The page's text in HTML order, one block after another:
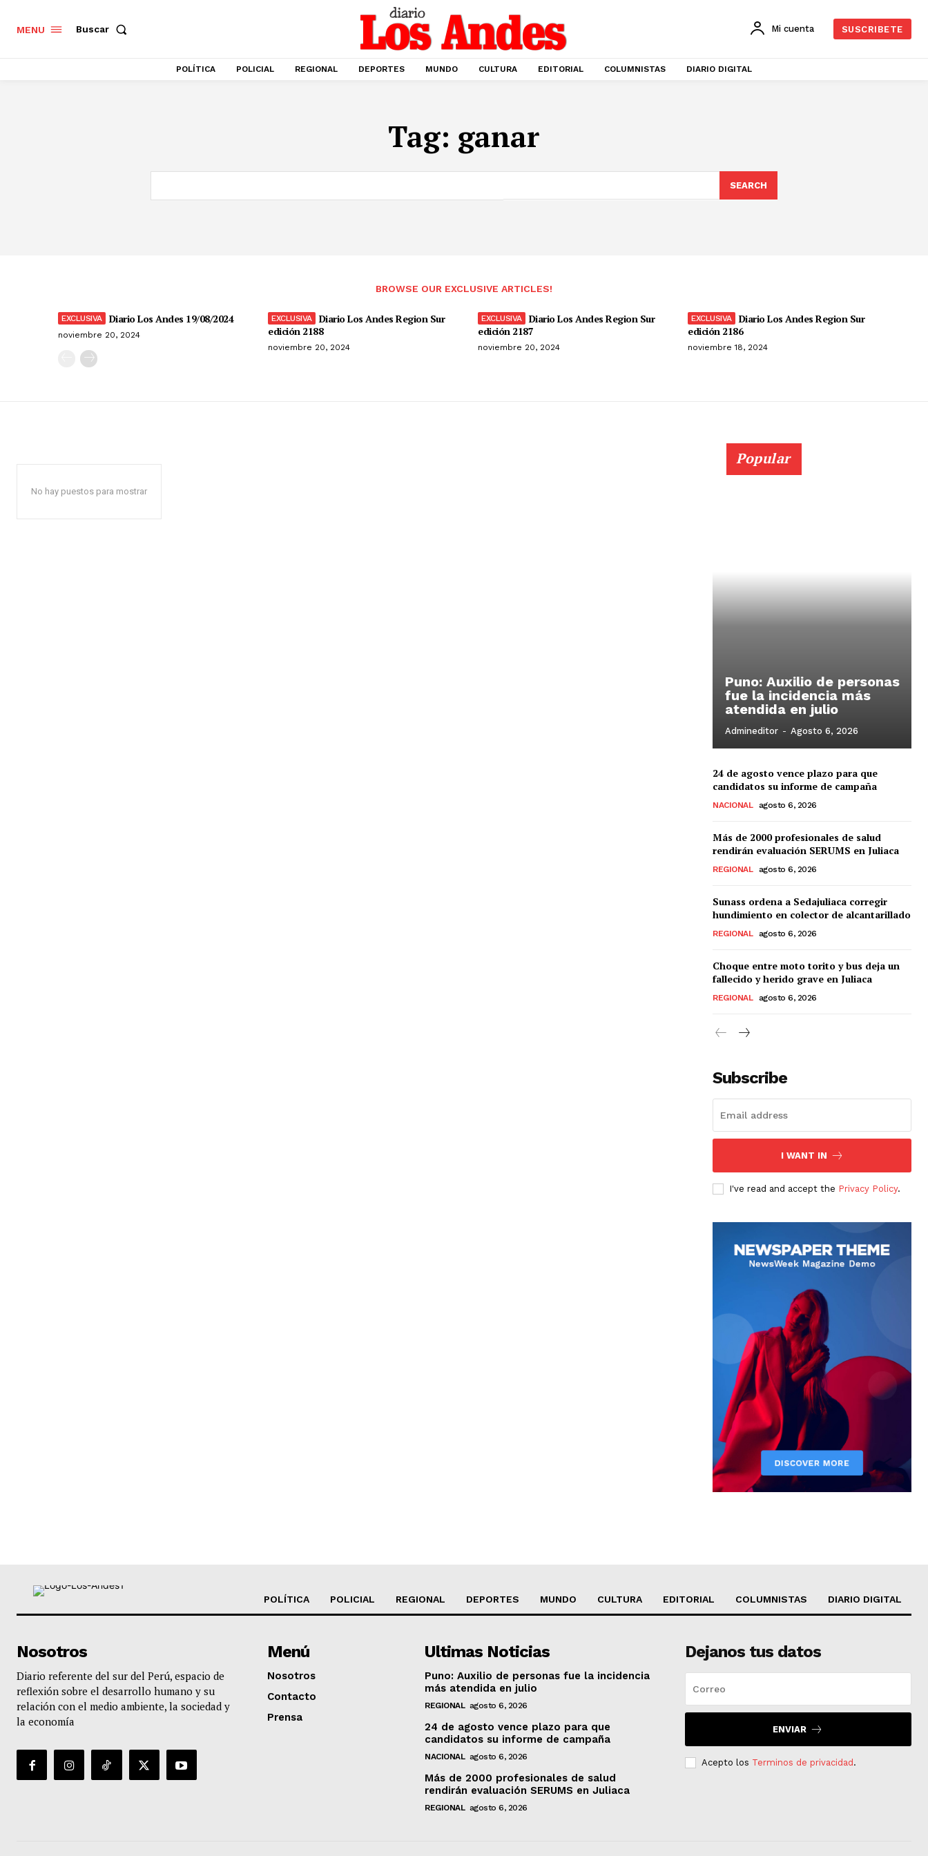
MENU Buscar Mi cuenta SUSCRIBETE
POLÍTICA POLICIAL REGIONAL DEPORTES MUNDO CULTURA EDITORIAL COLUMNISTAS DIARIO DIGITAL
Tag: ganar
SEARCH
BROWSE OUR EXCLUSIVE ARTICLES!
Diario Los Andes 19/08/2024
noviembre 20, 2024
Diario Los Andes Region Sur
edición 2188
noviembre 20, 2024
Diario Los Andes Region Sur
edición 2187
noviembre 20, 2024
Diario Los Andes Region Sur
edición 2186
noviembre 18, 2024
No hay puestos para mostrar
Popular
Puno: Auxilio de personas
fue la incidencia más
atendida en julio
Admineditor - Agosto 6, 2026
24 de agosto vence plazo para que
candidatos su informe de campaña
NACIONAL agosto 6, 2026
Más de 2000 profesionales de salud
rendirán evaluación SERUMS en Juliaca
REGIONAL agosto 6, 2026
Sunass ordena a Sedajuliaca corregir
hundimiento en colector de alcantarillado
REGIONAL agosto 6, 2026
Choque entre moto torito y bus deja un
fallecido y herido grave en Juliaca
REGIONAL agosto 6, 2026
Subscribe
I WANT IN
I've read and accept the Privacy Policy.
POLÍTICA POLICIAL REGIONAL DEPORTES MUNDO CULTURA EDITORIAL COLUMNISTAS DIARIO DIGITAL
Nosotros
Diario referente del sur del Perú, espacio de
reflexión sobre el desarrollo humano y su
relación con el medio ambiente, la sociedad y
la economía
Menú
Nosotros
Contacto
Prensa
Ultimas Noticias
Puno: Auxilio de personas fue la incidencia
más atendida en julio
REGIONAL agosto 6, 2026
24 de agosto vence plazo para que
candidatos su informe de campaña
NACIONAL agosto 6, 2026
Más de 2000 profesionales de salud
rendirán evaluación SERUMS en Juliaca
REGIONAL agosto 6, 2026
Dejanos tus datos
ENVIAR
Acepto los Terminos de privacidad .